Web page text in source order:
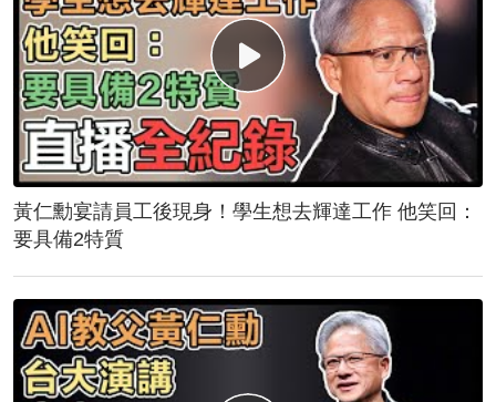
黃仁勳宴請員工後現身！學生想去輝達工作 他笑回：
要具備2特質